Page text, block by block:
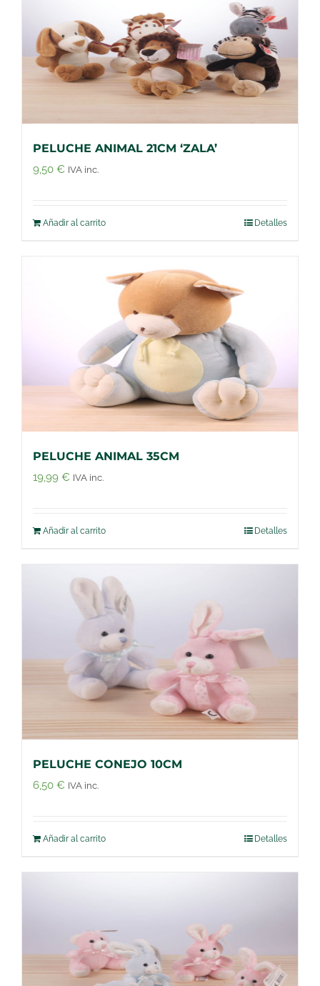
PELUCHE ANIMAL 21CM ‘ZALA’
9,50 € IVA inc.
Añadir al carrito Detalles
PELUCHE ANIMAL 35CM
19,99 € IVA inc.
Añadir al carrito Detalles
PELUCHE CONEJO 10CM
6,50 € IVA inc.
Añadir al carrito Detalles